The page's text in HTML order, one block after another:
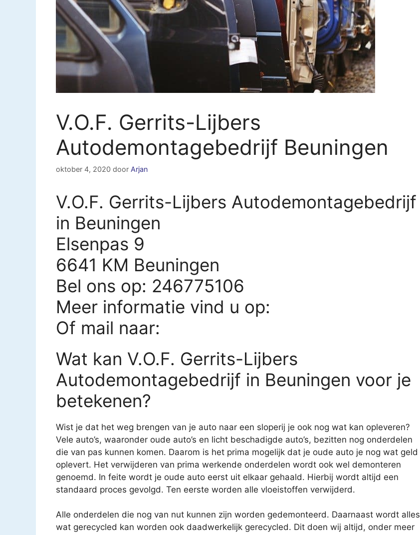
V.O.F. Gerrits-Lijbers
Autodemontagebedrijf Beuningen
oktober 4, 2020 door Arjan
V.O.F. Gerrits-Lijbers Autodemontagebedrijf
in Beuningen
Elsenpas 9
6641 KM Beuningen
Bel ons op: 246775106
Meer informatie vind u op:
Of mail naar:
Wat kan V.O.F. Gerrits-Lijbers
Autodemontagebedrijf in Beuningen voor je
betekenen?
Wist je dat het weg brengen van je auto naar een sloperij je ook nog wat kan opleveren?
Vele auto’s, waaronder oude auto’s en licht beschadigde auto’s, bezitten nog onderdelen
die van pas kunnen komen. Daarom is het prima mogelijk dat je oude auto je nog wat geld
oplevert. Het verwijderen van prima werkende onderdelen wordt ook wel demonteren
genoemd. In feite wordt je oude auto eerst uit elkaar gehaald. Hierbij wordt altijd een
standaard proces gevolgd. Ten eerste worden alle vloeistoffen verwijderd.
Alle onderdelen die nog van nut kunnen zijn worden gedemonteerd. Daarnaast wordt alles
wat gerecycled kan worden ook daadwerkelijk gerecycled. Dit doen wij altijd, onder meer